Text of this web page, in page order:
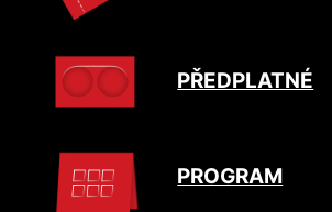
PŘEDPLATNÉ
PROGRAM